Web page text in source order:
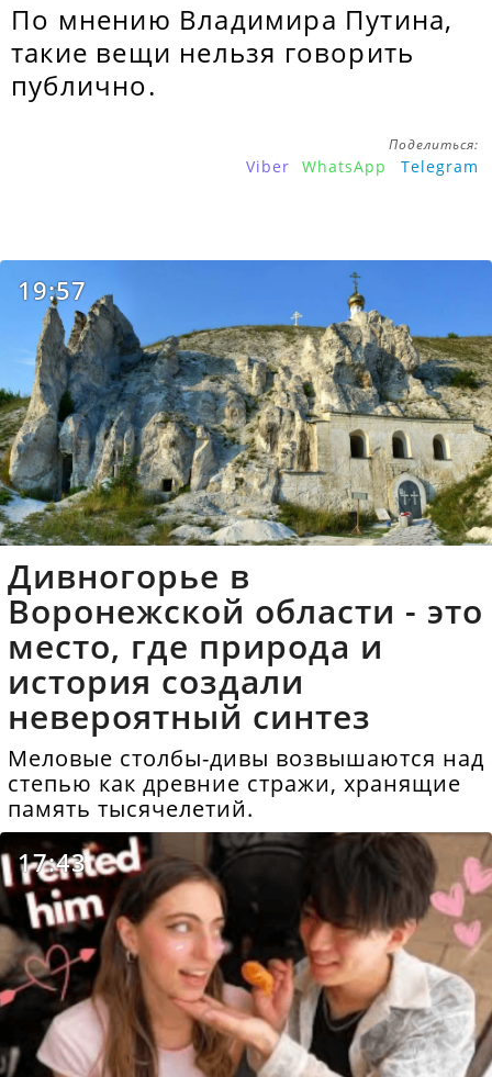
По мнению Владимира Путина,
такие вещи нельзя говорить
публично.
Поделиться:
Viber WhatsApp Telegram
19:57
Дивногорье в
Воронежской области - это
место, где природа и
история создали
невероятный синтез
Меловые столбы-дивы возвышаются над
степью как древние стражи, хранящие
память тысячелетий.
17:43